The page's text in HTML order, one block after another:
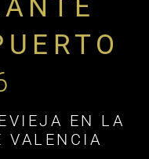
EN LA
VALENCIA